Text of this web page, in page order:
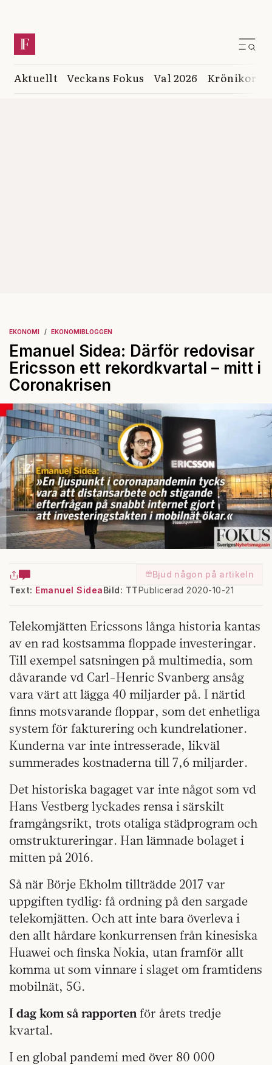
Aktuellt Veckans Fokus Val 2026 Krönikor
EKONOMI EKONOMIBLOGGEN
Emanuel Sidea: Därför redovisar
Ericsson ett rekordkvartal – mitt i
Coronakrisen
Bjud någon på artikeln
Text: Emanuel Sidea Publicerad 2020-10-21
Bild: TT
Telekomjätten Ericssons långa historia kantas
av en rad kostsamma floppade investeringar.
Till exempel satsningen på multimedia, som
dåvarande vd Carl-Henric Svanberg ansåg
vara värt att lägga 40 miljarder på. I närtid
finns motsvarande floppar, som det enhetliga
system för fakturering och kundrelationer.
Kunderna var inte intresserade, likväl
summerades kostnaderna till 7,6 miljarder.
Det historiska bagaget var inte något som vd
Hans Vestberg lyckades rensa i särskilt
framgångsrikt, trots otaliga städprogram och
omstruktureringar. Han lämnade bolaget i
mitten på 2016.
Så när Börje Ekholm tillträdde 2017 var
uppgiften tydlig: få ordning på den sargade
telekomjätten. Och att inte bara överleva i
den allt hårdare konkurrensen från kinesiska
Huawei och finska Nokia, utan framför allt
komma ut som vinnare i slaget om framtidens
mobilnät, 5G.
I dag kom så rapporten för årets tredje
kvartal.
I en global pandemi med över 80 000